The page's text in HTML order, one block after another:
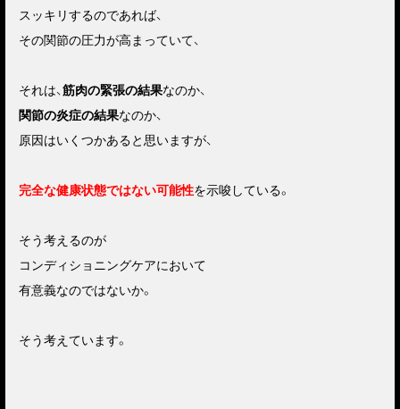
スッキリするのであれば、
その関節の圧力が高まっていて、
それは、筋肉の緊張の結果なのか、
関節の炎症の結果なのか、
原因はいくつかあると思いますが、
完全な健康状態ではない可能性を示唆している。
そう考えるのが
コンディショニングケアにおいて
有意義なのではないか。
そう考えています。